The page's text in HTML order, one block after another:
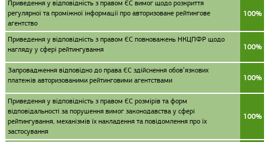
Приведення у відповідність з правом ЄС вимог щодо розкриття
регулярної та проміжної інформації про авторизоване рейтингове
агентство
100%
Приведення у відповідність з правом ЄС повноважень НКЦПФР щодо
нагляду у сфері рейтингування
100%
Запровадження відповідно до права ЄС здійснення обов’язкових
платежів авторизованими рейтинговими агентствами
100%
Приведення у відповідність з правом ЄС розмірів та форм
відповідальності за порушення вимог законодавства у сфері
рейтингування, механізмів їх накладення та повідомлення про їх
застосування
100%